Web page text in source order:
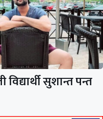
सुशान्त पन्त